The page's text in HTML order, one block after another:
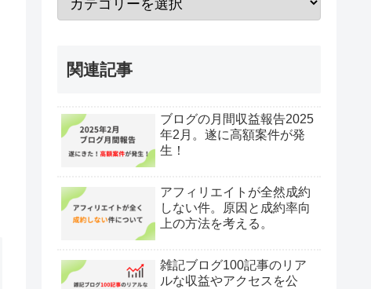
関連記事
ブログの月間収益報告2025
年2月。遂に高額案件が発
生！
アフィリエイトが全然成約
しない件。原因と成約率向
上の方法を考える。
雑記ブログ100記事のリア
ルな収益やアクセスを公